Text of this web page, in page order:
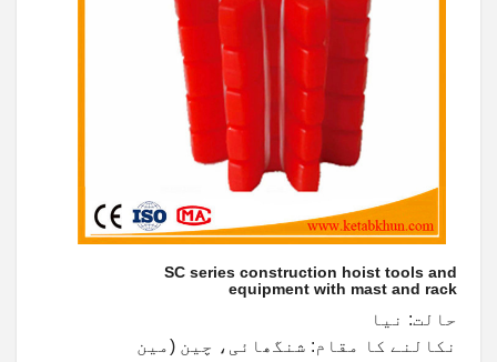
SC series construction hoist tools and
equipment with mast and rack
حالت: نیا
نکالنے کا مقام: شنگھائی، چین (مین